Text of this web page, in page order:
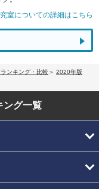
室についての詳細はこちら
ンキング・比較
2020年版
ング一覧